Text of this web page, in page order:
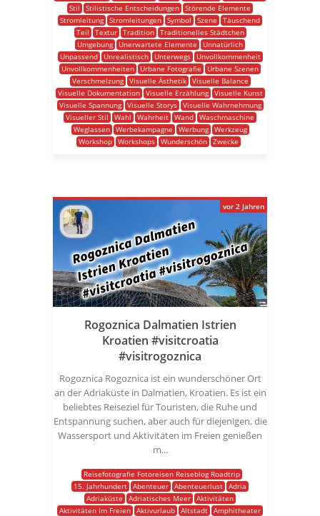
Stil
Stilistische Entscheidungen Störende Elemente
Stromleitung Stromleitungen Symbol Szene
Täuschend
Teil
Textur Tradition
Traditionelles Städtchen
Umgebung
Unerwartete Elemente
Unnatürlich
Unpassend
Unrealistisch Unterwegs
Unvollkommenheit
Unvollkommenheiten
Urbane Fotografie
Urbane Szenen
Verschmelzung
Visuelle Ästhetik
Visuelle Balance
Visuelle Dokumentation
Visuelle Erzählung
Visuelle Kunst
Visuelle Spannung
Visuelle Storys
Visuelle Wahrnehmung
Visueller Stil
Wahl Wahrheit Wand Waschmaschine
Weglassen
Werbekampagne Werbung
Werkzeug
Workshop
Workshops Wunderschön Zwecke
Rogoznica Dalmatien Istrien
Kroatien #visitcroatia
#visitrogoznica
Rogoznica Rogoznica ist ein wunderschöner Ort
an der Adriaküste in Dalmatien, Kroatien. Es ist ein
beliebtes Reiseziel für Touristen, die Ruhe und
Entspannung suchen, aber auch für diejenigen, die
Wassersport und Aktivitäten im Freien genießen
m...
Reisefotografie Fotoreisen Reiseblog Roadtrip
15. Jahrhundert Abenteuer Abenteuerlust Adria
Adriaküste
Adriatisches Meer Aktivitäten
Aktivitäten Im Freien Aktivurlaub Altstadt Amphitheater
vor 2 Jahren